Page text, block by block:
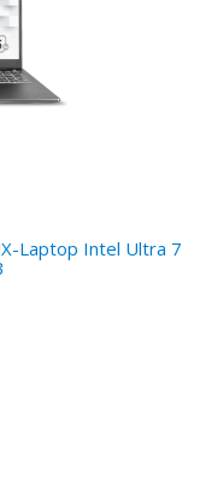
Laptop Intel Ultra 7